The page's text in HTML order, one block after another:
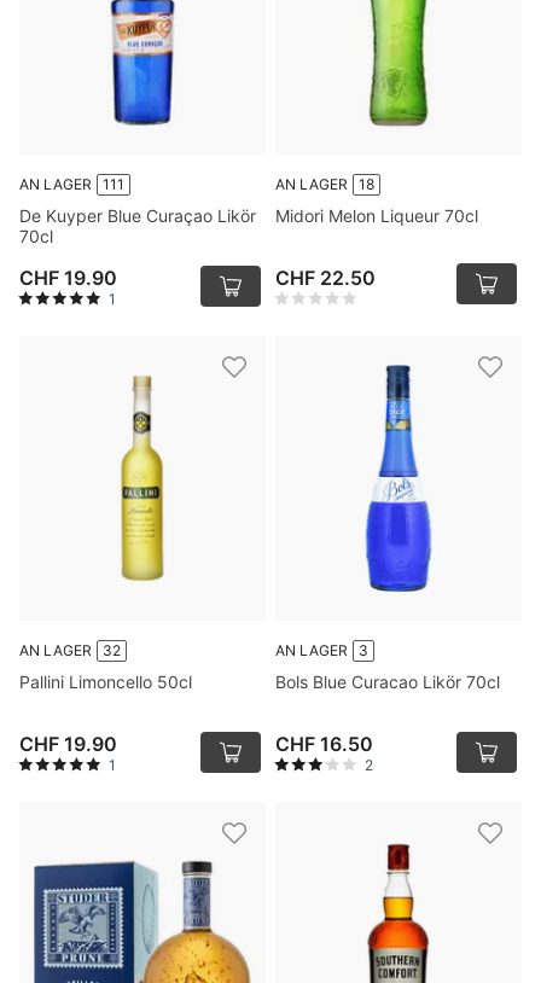
AN LAGER 111
De Kuyper Blue Curaçao Likör
70cl
CHF 19.90
1
AN LAGER 18
Midori Melon Liqueur 70cl
CHF 22.50
AN LAGER 32
Pallini Limoncello 50cl
CHF 19.90
1
AN LAGER 3
Bols Blue Curacao Likör 70cl
CHF 16.50
2